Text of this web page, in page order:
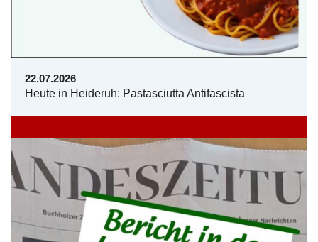
22.07.2026
Heute in Heideruh: Pastasciutta Antifascista